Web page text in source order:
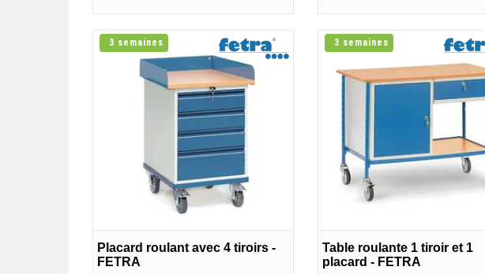
3 semaines
Placard roulant avec 4 tiroirs -
FETRA
3 semaines
Table roulante 1 tiroir et 1
placard - FETRA